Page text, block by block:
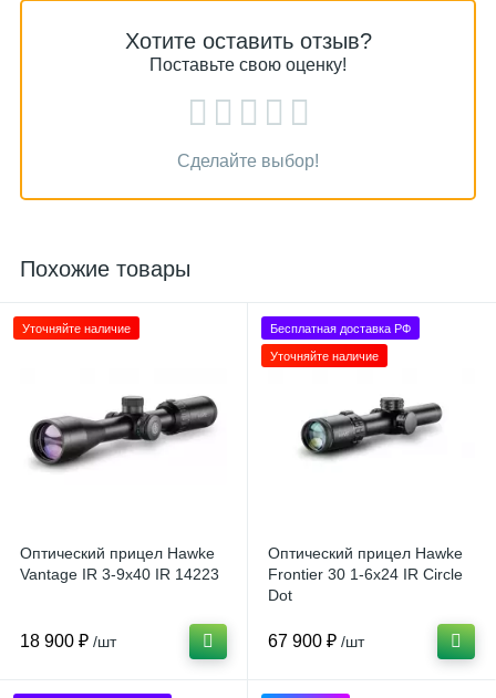
Хотите оставить отзыв?
Поставьте свою оценку!
Сделайте выбор!
Похожие товары
Уточняйте наличие
Оптический прицел Hawke
Vantage IR 3-9x40 IR 14223
18 900 ₽ /шт
Бесплатная доставка РФ
Уточняйте наличие
Оптический прицел Hawke
Frontier 30 1-6x24 IR Circle
Dot
67 900 ₽ /шт